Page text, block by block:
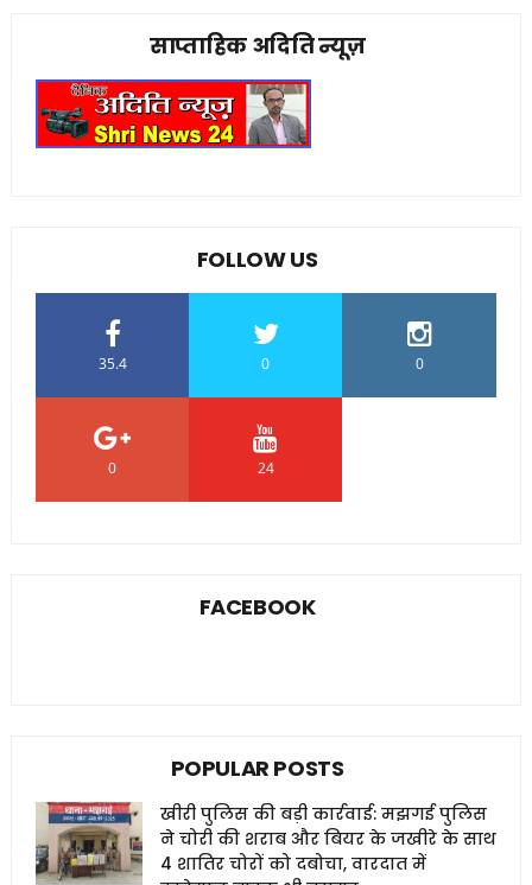
साप्ताहिक अदिति न्यूज़
FOLLOW US
35.4 0 0
0 24
FACEBOOK
POPULAR POSTS
खीरी पुलिस की बड़ी कार्रवाई: मझगई पुलिस
ने चोरी की शराब और बियर के जखीरे के साथ
4 शातिर चोरों को दबोचा, वारदात में